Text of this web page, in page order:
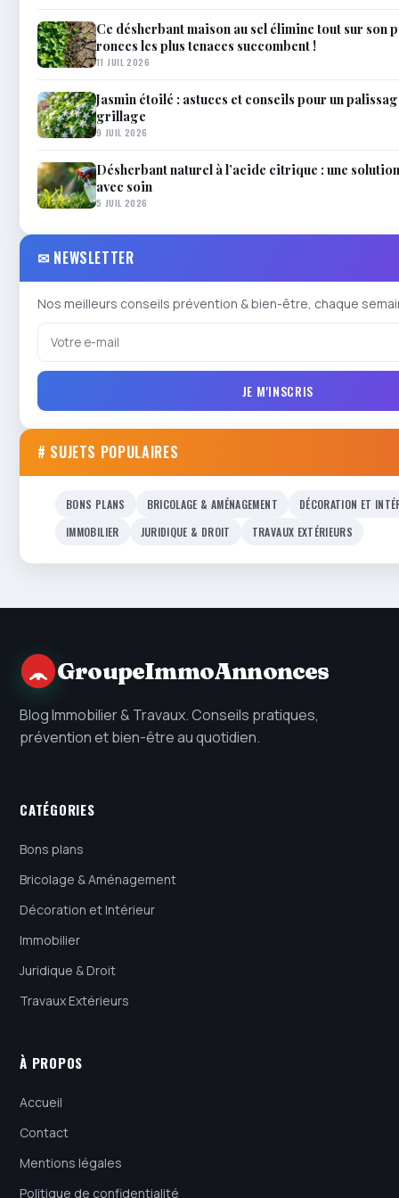
Ce désherbant maison au sel élimine tout sur son
ronces les plus tenaces succombent !
11 JUIL 2026
Jasmin étoilé : astuces et conseils pour un
grillage
9 JUIL 2026
Désherbant naturel à l’acide citrique : une
avec soin
5 JUIL 2026
✉ NEWSLETTER
Nos meilleurs conseils prévention & bien-être, chaque
JE M'INSCRIS
# SUJETS POPULAIRES
BONS PLANS BRICOLAGE & AMÉNAGEMENT
DÉCORATION ET
IMMOBILIER
JURIDIQUE & DROIT TRAVAUX EXTÉRIEURS
GroupeImmoAnnonces
Blog Immobilier & Travaux. Conseils pratiques,
prévention et bien-être au quotidien.
CATÉGORIES
Bons plans
Bricolage & Aménagement
Décoration et Intérieur
Immobilier
Juridique & Droit
Travaux Extérieurs
À PROPOS
Accueil
Contact
Mentions légales
Politique de confidentialité